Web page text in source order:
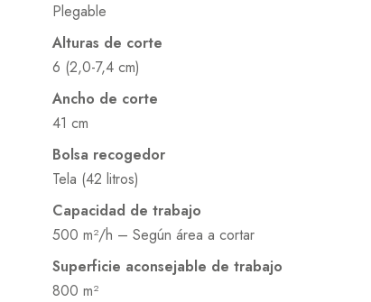
Plegable
Alturas de corte
6 (2,0-7,4 cm)
Ancho de corte
41 cm
Bolsa recogedor
Tela (42 litros)
Capacidad de trabajo
500 m²/h – Según área a cortar
Superficie aconsejable de trabajo
800 m²